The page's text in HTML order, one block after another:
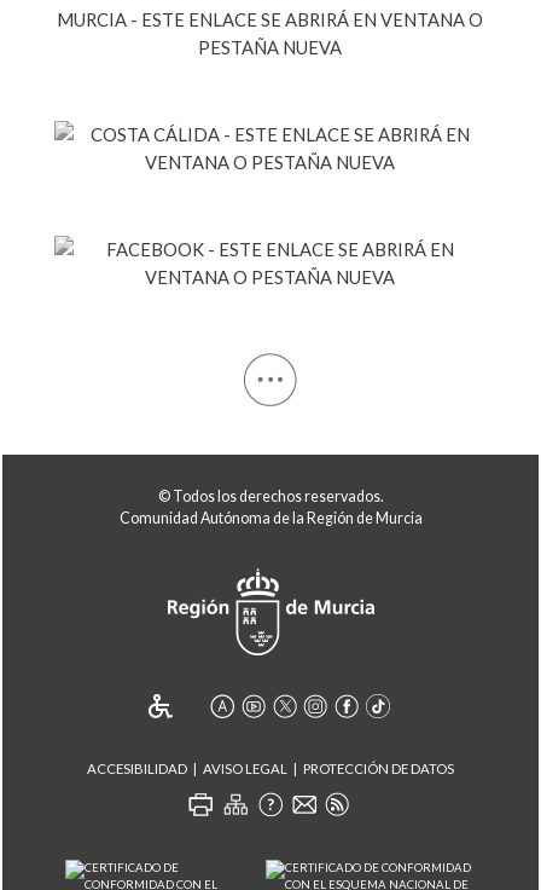
© Todos los derechos reservados.
Comunidad Autónoma de la Región de Murcia
ACCESIBILIDAD AVISO LEGAL PROTECCIÓN DE DATOS